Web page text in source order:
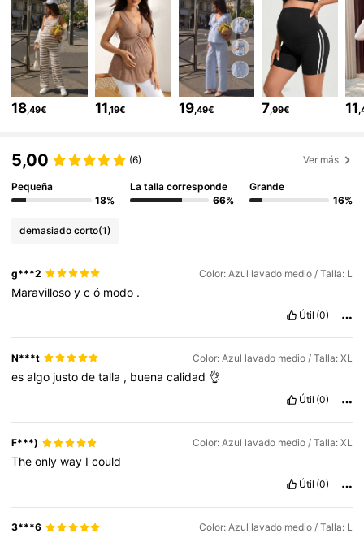
4,79 481K Seguidores
4,79 481K Seguidores
481K Seguidores
4,79 481K Seguidores
18,49€ 11,19€ 19,49€ 7,99€ 11
5,00 (6) Ver más
Pequeña
18%
La talla corresponde
66%
Grande
16%
demasiado corto(1)
g***2 Color: Azul lavado medio / Talla: L
Maravillosoycó modo .
Útil (0)
N***t Color: Azul lavado medio / Talla: XL
esalgo justodetalla , buenacalidad 👌
Útil (0)
F***) Color: Azul lavado medio / Talla: XL
Theonlyway Icould
Útil (0)
3***6 Color: Azul lavado medio / Talla: L